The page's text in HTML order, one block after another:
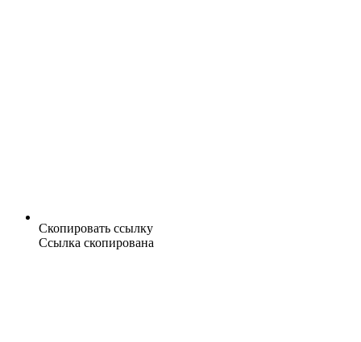
Скопировать ссылку
Ссылка скопирована